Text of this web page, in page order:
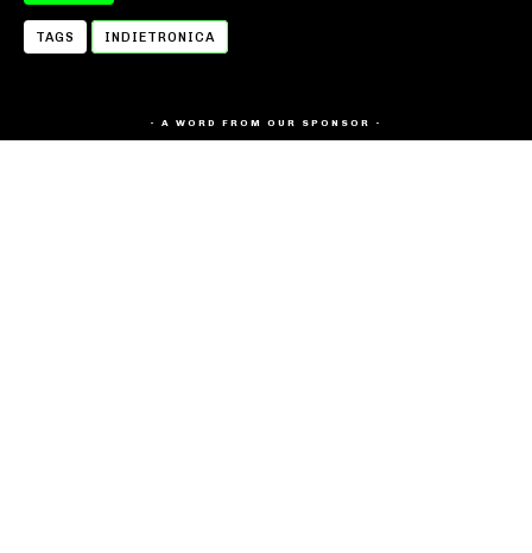
TAGS INDIETRONICA
- A WORD FROM OUR SPONSOR -